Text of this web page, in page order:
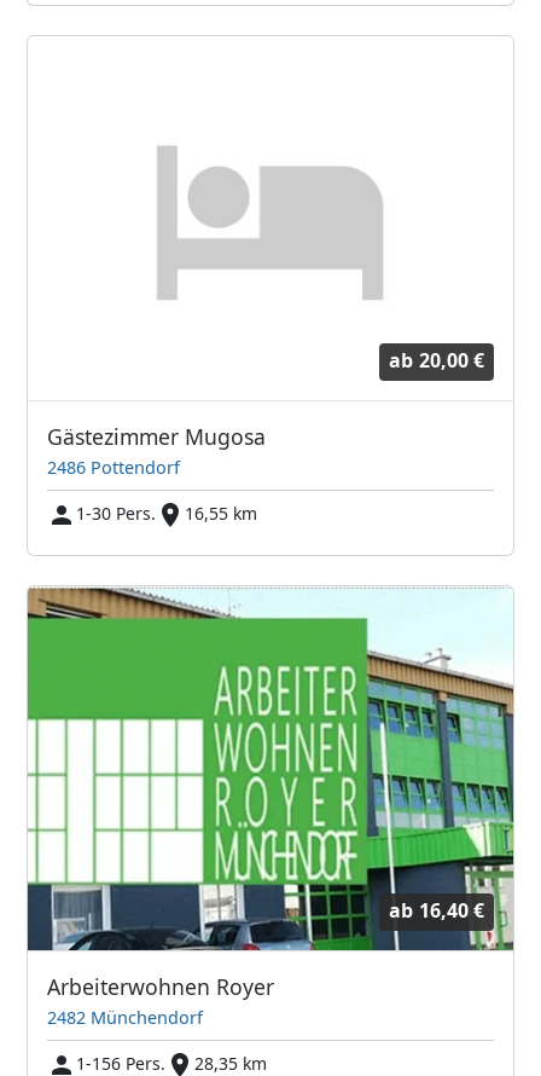
ab 20,00 €
Gästezimmer Mugosa
2486 Pottendorf
1-30 Pers.
16,55 km
ab 16,40 €
Arbeiterwohnen Royer
2482 Münchendorf
1-156 Pers.
28,35 km